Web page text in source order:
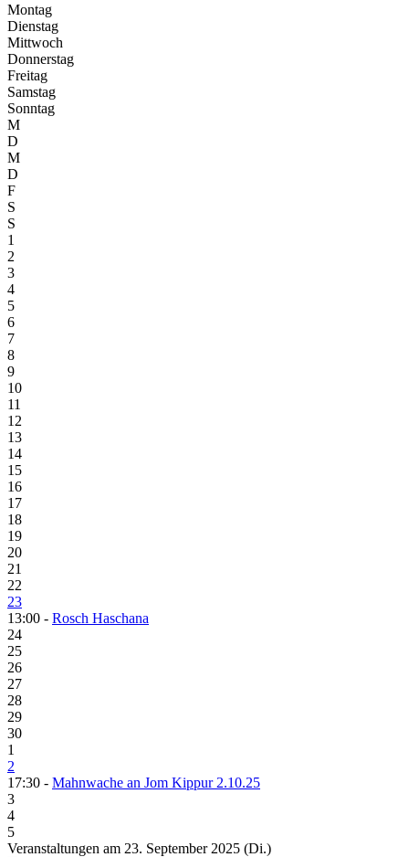
Montag
Dienstag
Mittwoch
Donnerstag
Freitag
Samstag
Sonntag
M
D
M
D
F
S
S
1
2
3
4
5
6
7
8
9
10
11
12
13
14
15
16
17
18
19
20
21
22
23
13:00 - Rosch Haschana
24
25
26
27
28
29
30
1
2
17:30 - Mahnwache an Jom Kippur 2.10.25
3
4
5
Veranstaltungen am 23. September 2025 (Di.)